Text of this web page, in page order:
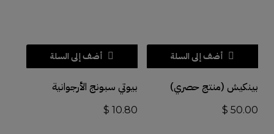
أضف إلى السلة
بينكيش (منتج حصري)
$ 50.00
أضف إلى السلة
بيوتي سبونج الأرجوانية
$ 10.80